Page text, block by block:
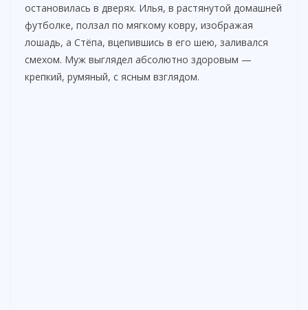
остановилась в дверях. Илья, в растянутой домашней
футболке, ползал по мягкому ковру, изображая
лошадь, а Стёпа, вцепившись в его шею, заливался
смехом. Муж выглядел абсолютно здоровым —
крепкий, румяный, с ясным взглядом.